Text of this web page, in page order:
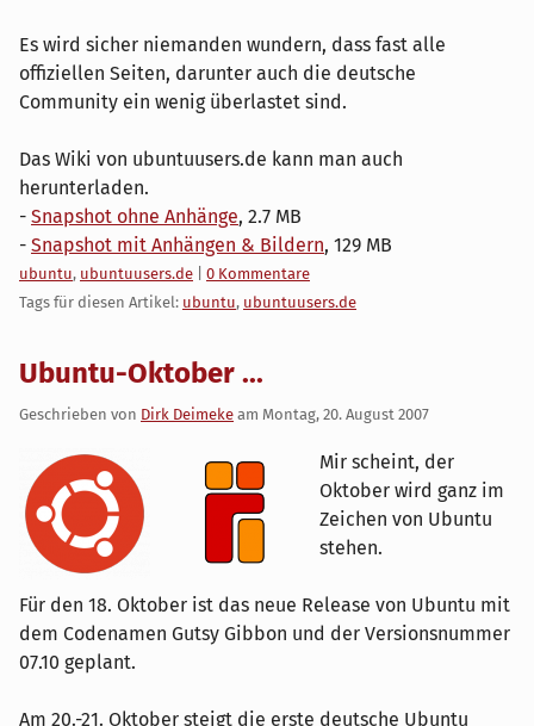
Es wird sicher niemanden wundern, dass fast alle
offiziellen Seiten, darunter auch die deutsche
Community ein wenig überlastet sind.
Das Wiki von ubuntuusers.de kann man auch
herunterladen.
- Snapshot ohne Anhänge, 2.7 MB
- Snapshot mit Anhängen & Bildern, 129 MB
Kategorien:
ubuntu, ubuntuusers.de
0 Kommentare
Tags für diesen Artikel: ubuntu, ubuntuusers.de
Ubuntu-Oktober ...
Geschrieben von Dirk Deimeke am Montag, 20. August 2007
Mir scheint, der
Oktober wird ganz im
Zeichen von Ubuntu
stehen.
Für den 18. Oktober ist das neue Release von Ubuntu mit
dem Codenamen Gutsy Gibbon und der Versionsnummer
07.10 geplant.
Am 20.-21. Oktober steigt die erste deutsche Ubuntu